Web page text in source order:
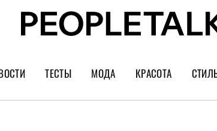
ТЕСТЫ МОДА
Тренды
КРАСОТА
Уход за лицом